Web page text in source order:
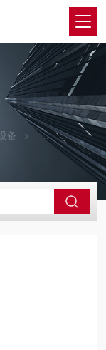
备 ATAGO爱拓